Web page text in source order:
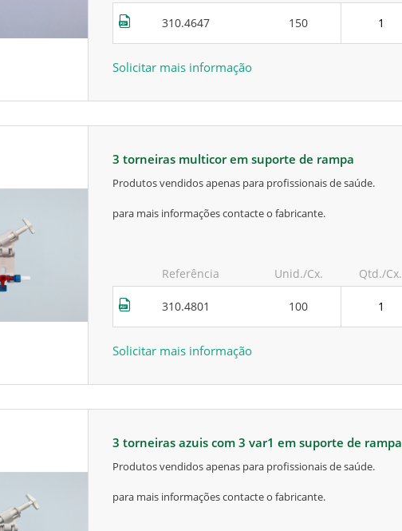
310.4647 150
Solicitar mais informação
3 torneiras multicor em suporte de rampa
produtos vendidos apenas para profissionais de saúde.
para mais informações contacte o fabricante.
Referência Unid./Cx. Qtd./Cx.
310.4801 100
Solicitar mais informação
3 torneiras azuis com 3 var1 em suporte de rampa
produtos vendidos apenas para profissionais de saúde.
para mais informações contacte o fabricante.